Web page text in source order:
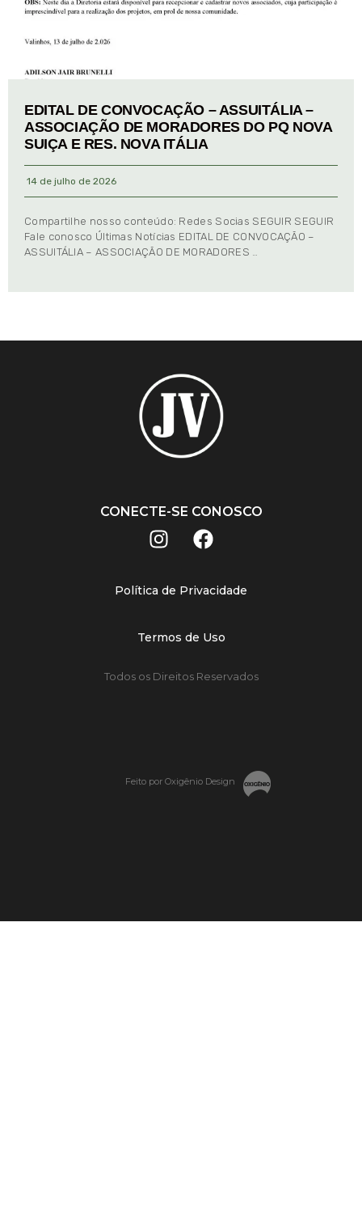
EDITAL DE CONVOCAÇÃO – ASSUITÁLIA –
ASSOCIAÇÃO DE MORADORES DO PQ NOVA
SUIÇA E RES. NOVA ITÁLIA
14 de julho de 2026
Compartilhe nosso conteúdo: Redes Socias SEGUIR SEGUIR
Fale conosco Últimas Notícias EDITAL DE CONVOCAÇÃO –
ASSUITÁLIA – ASSOCIAÇÃO DE MORADORES …
CONECTE-SE CONOSCO
Política de Privacidade
Termos de Uso
Todos os Direitos Reservados
Feito por Oxigênio Design